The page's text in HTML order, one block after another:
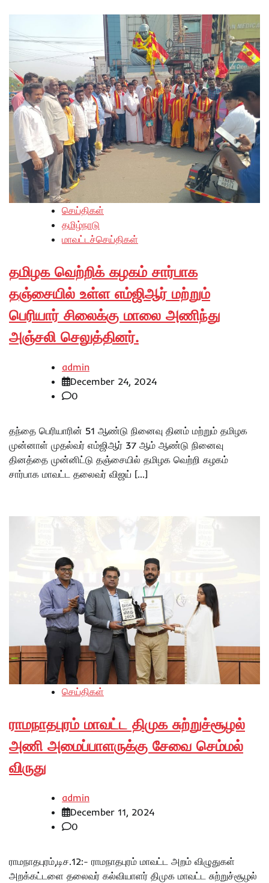
செய்திகள்
தமிழ்நாடு
மாவட்டச்செய்திகள்
தமிழக வெற்றிக் கழகம் சார்பாக
தஞ்சையில் உள்ள எம்ஜிஆர் மற்றும்
பெரியார் சிலைக்கு மாலை அணிந்து
அஞ்சலி செலுத்தினர்.
admin
December 24, 2024
0
தந்தை பெரியாரின் 51 ஆண்டு நினைவு தினம் மற்றும் தமிழக
முன்னாள் முதல்வர் எம்ஜிஆர் 37 ஆம் ஆண்டு நினைவு
தினத்தை முன்னிட்டு தஞ்சையில் தமிழக வெற்றி கழகம்
சார்பாக மாவட்ட தலைவர் விஜய் […]
செய்திகள்
ராமநாதபுரம் மாவட்ட திமுக சுற்றுச்சூழல்
அணி அமைப்பாளருக்கு சேவை செம்மல்
விருது
admin
December 11, 2024
0
ராமநாதபுரம்,டிச.12:- ராமநாதபுரம் மாவட்ட அறம் விழுதுகள்
அறக்கட்டளை தலைவர் கல்வியாளர் திமுக மாவட்ட சுற்றுச்சூழல்